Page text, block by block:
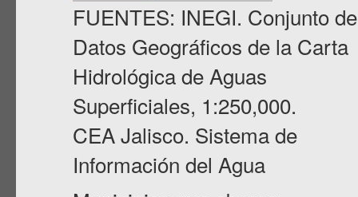
FUENTES: INEGI. Conjunto de
Datos Geográficos de la Carta
Hidrológica de Aguas
Superficiales, 1:250,000.
CEA Jalisco. Sistema de
Información del Agua